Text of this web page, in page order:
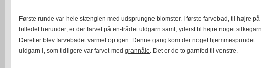
Første runde var hele stænglen med udsprungne blomster. I første farvebad, til højre på
billedet herunder, er der farvet på en-trådet uldgarn samt, yderst til højre noget silkegarn.
Derefter blev farvebadet varmet op igen. Denne gang kom der noget hjemmespundet
uldgarn i, som tidligere var farvet med grannåle. Det er de to garnfed til venstre.